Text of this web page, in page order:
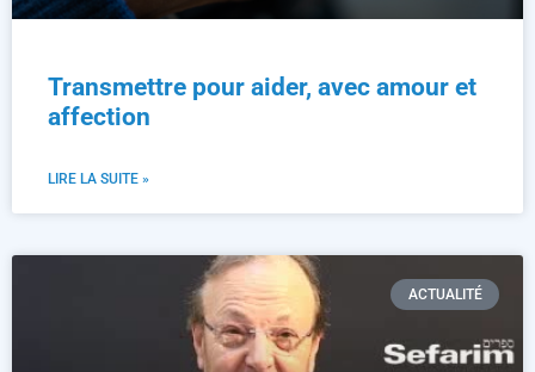
Transmettre pour aider, avec amour et
affection
LIRE LA SUITE »
ACTUALITÉ